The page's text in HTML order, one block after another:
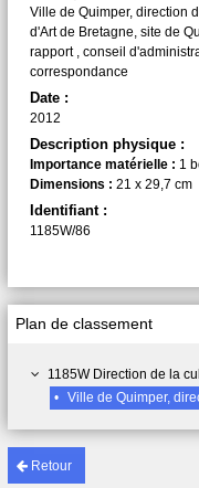
Retour
Plan de classement
1185W Direction de la culture de la ville de Quimper: gestion des équipements culturels, établissements de
•
Ville de Quimper, direction de la culture,
Ville de Quimper, direction
d'Art de Bretagne, site de
rapport , conseil
correspondance
Date :
2012
Description physique :
Importance matérielle : 1
Dimensions : 21 x 29,7 cm
Identifiant :
1185W/86